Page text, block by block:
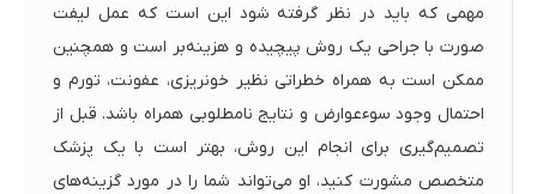
مهمی که باید در نظر گرفته شود این است که عمل لیفت
صورت با جراحی یک روش پیچیده و هزینه‌بر است و همچنین
ممکن است به همراه خطراتی نظیر خونریزی، عفونت، تورم و
احتمال وجود سوء‌عوارض و نتایج نامطلوبی همراه باشد. قبل از
تصمیم‌گیری برای انجام این روش، بهتر است با یک پزشک
متخصص مشورت کنید، او می‌تواند شما را در مورد گزینه‌های